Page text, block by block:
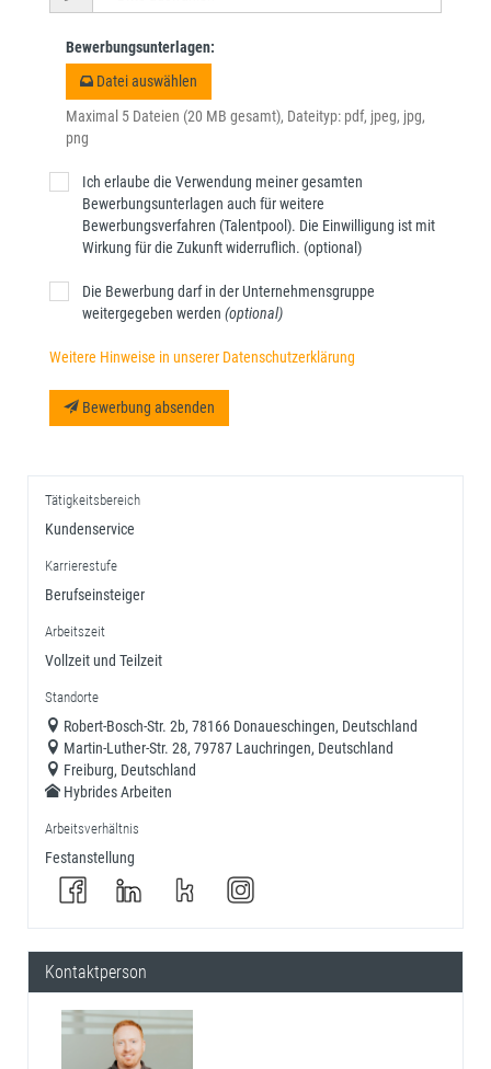
Bewerbungsunterlagen:
Datei auswählen
Maximal 5 Dateien (20 MB gesamt), Dateityp: pdf, jpeg, jpg,
png
Ich erlaube die Verwendung meiner gesamten
Bewerbungsunterlagen auch für weitere
Bewerbungsverfahren (Talentpool). Die Einwilligung ist mit
Wirkung für die Zukunft widerruflich. (optional)
Die Bewerbung darf in der Unternehmensgruppe
weitergegeben werden (optional)
Weitere Hinweise in unserer Datenschutzerklärung
Bewerbung absenden
Tätigkeitsbereich
Kundenservice
Karrierestufe
Berufseinsteiger
Arbeitszeit
Vollzeit und Teilzeit
Standorte
Robert-Bosch-Str. 2b, 78166 Donaueschingen, Deutschland
Martin-Luther-Str. 28, 79787 Lauchringen, Deutschland
Freiburg, Deutschland
Hybrides Arbeiten
Arbeitsverhältnis
Festanstellung
Kontaktperson